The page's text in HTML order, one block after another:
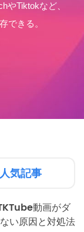
やTiktokなど、
できる。
人気記事
動画がダ
い原因と対処法